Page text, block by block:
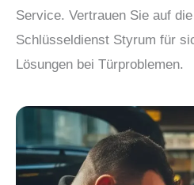
Service. Vertrauen Sie auf
Schlüsseldienst Styrum für
Lösungen bei Türproblemen.